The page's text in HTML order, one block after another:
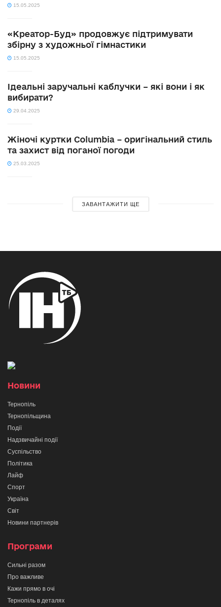
15.05.2025
«Креатор-Буд» продовжує підтримувати
збірну з художньої гімнастики
15.05.2025
Ідеальні заручальні каблучки – які вони і як
вибирати?
29.04.2025
Жіночі куртки Columbia – оригінальний стиль
та захист від поганої погоди
25.03.2025
ЗАВАНТАЖИТИ ЩЕ
Новини
Тернопіль
Тернопільщина
Події
Надзвичайні події
Суспільство
Політика
Лайф
Спорт
Україна
Світ
Новини партнерів
Програми
Сильні разом
Про важливе
Кажи прямо в очі
Тернопіль в деталях